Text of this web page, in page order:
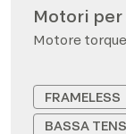
Motori
Motore
FRAMELESS
BASSA